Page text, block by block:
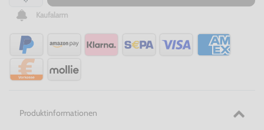
Kaufalarm
Produktinformationen